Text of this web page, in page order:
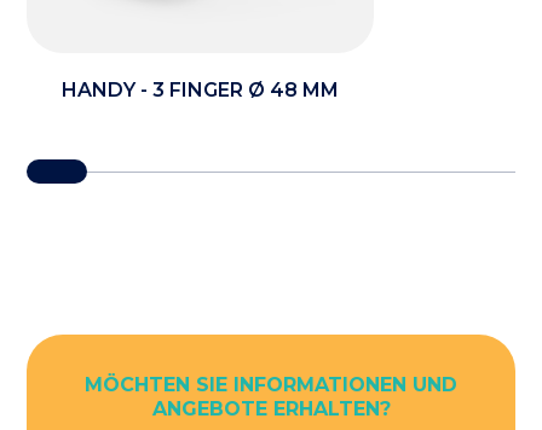
HANDY - 3 FINGER Ø 48 MM
MÖCHTEN SIE INFORMATIONEN UND
ANGEBOTE ERHALTEN?